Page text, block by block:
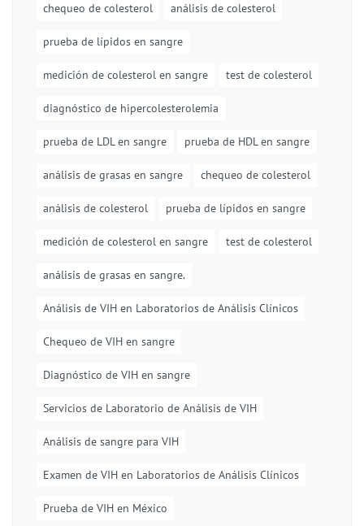
chequeo de colesterol análisis de colesterol
prueba de lípidos en sangre
medición de colesterol en sangre test de colesterol
diagnóstico de hipercolesterolemia
prueba de LDL en sangre prueba de HDL en sangre
análisis de grasas en sangre chequeo de colesterol
análisis de colesterol prueba de lípidos en sangre
medición de colesterol en sangre test de colesterol
análisis de grasas en sangre.
Análisis de VIH en Laboratorios de Análisis Clínicos
Chequeo de VIH en sangre
Diagnóstico de VIH en sangre
Servicios de Laboratorio de Análisis de VIH
Análisis de sangre para VIH
Examen de VIH en Laboratorios de Análisis Clínicos
Prueba de VIH en México